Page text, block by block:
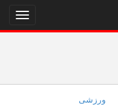
نمایش
منو
ورزشی